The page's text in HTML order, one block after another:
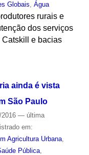
Globais, Água
rurais e
dos serviços
e bacias
ainda é vista
São Paulo
— última
em:
Agricultura Urbana,
Pública,